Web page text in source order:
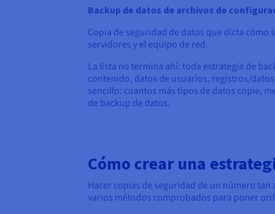
Backup de datos de archivos de
Copia de seguridad de datos que dicta
servidores y el equipo de red.
La lista no termina ahí: toda estrategia de
contenido, datos de usuarios, registros/
sencillo: cuantos más tipos de datos copie,
de backup de datos.
Cómo crear una
Hacer copias de seguridad de un número
varios métodos comprobados para poner